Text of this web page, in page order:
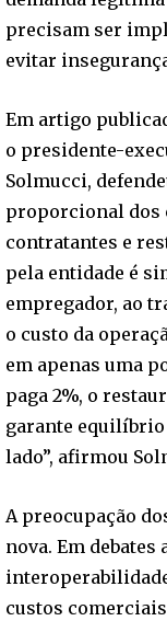
precisam ser
evitar
Em artigo
o presidente-
Solmucci,
proporcional dos
contratantes e
pela entidade é
empregador, ao
o custo da
em apenas uma
paga 2%, o
garante equilíbrio
lado”, afirmou
A preocupação
nova. Em
custos